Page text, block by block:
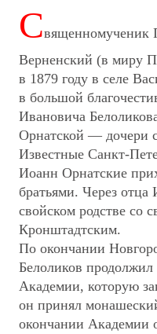
Священномученик
Верненский (в миру
в 1879 году в селе
в большой
Ивановича
Орнатской — дочери
Известные Санкт-
Иоанн Орнатские
братьями. Через отца
свойском родстве со
Кронштадтским.
По окончании
Белоликов
Академии, которую
он принял
окончании Академии